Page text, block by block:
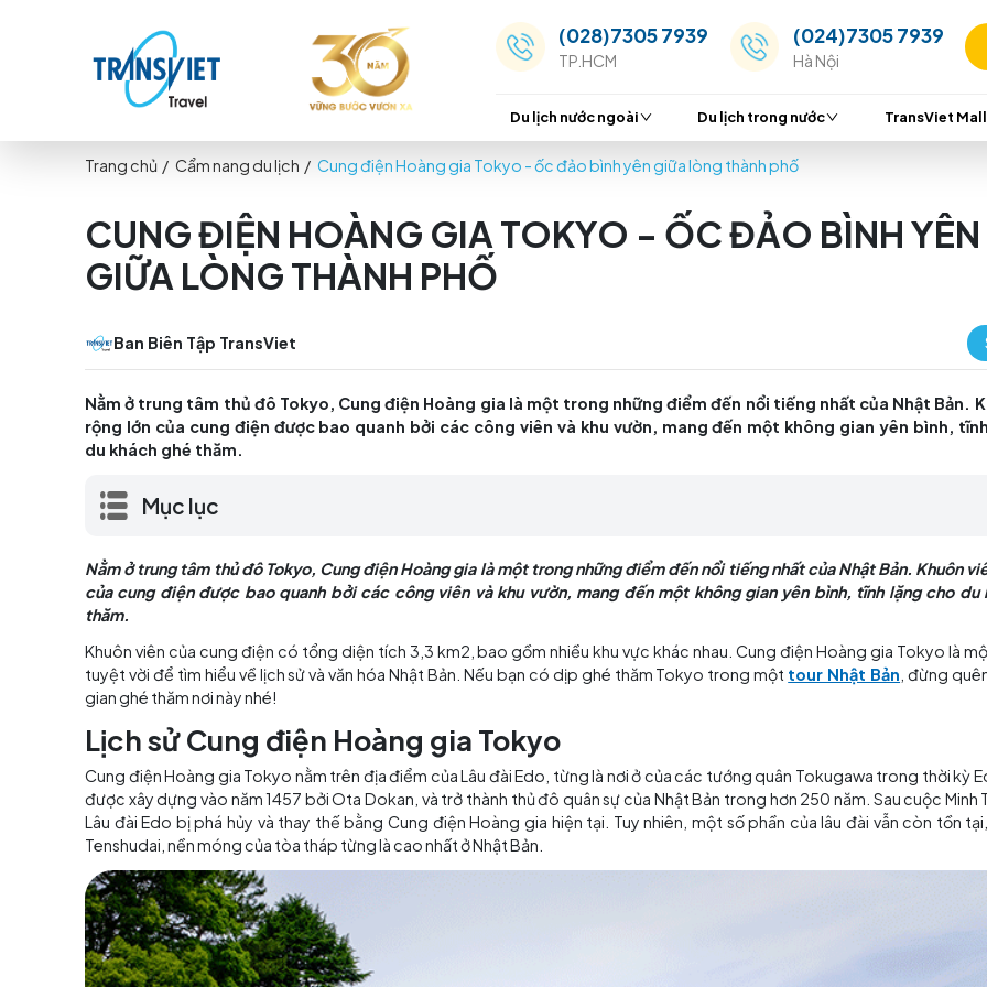
(028)7305 7939
Hà Nội
Du lịch nước ngoài Du lịch trong nước
CUNG ĐIỆN HOÀNG GIA TOKYO - ỐC ĐẢO
GIỮA LÒNG THÀNH PHỐ
Ban Biên Tập TransViet
Nằm ở trung tâm thủ đô Tokyo, Cung điện Hoàng gia là một trong những điểm đến nổi tiếng
rộng lớn của cung điện được bao quanh bởi các công viên và khu vườn, mang đến một
Mục lục
Nằm ở trung tâm thủ đô Tokyo, Cung điện Hoàng gia là một trong những điểm đến nổi tiếng nhất của
của cung điện được bao quanh bởi các công viên và khu vườn, mang đến một không gian yên
Khuôn viên của cung điện có tổng diện tích 3,3 km2, bao gồm nhiều khu vực khác nhau. Cung điện
tuyệt vời để tìm hiểu về lịch sử và văn hóa Nhật Bản. Nếu bạn có dịp ghé thăm Tokyo trong mộttour
gian ghé thăm nơi này nhé!
Lịch sử Cung điện Hoàng gia Tokyo
Cung điện Hoàng gia Tokyo nằm trên địa điểm của Lâu đài Edo, từng là nơi ở của các tướng quân
được xây dựng vào năm 1457 bởi Ota Dokan, và trở thành thủ đô quân sự của Nhật Bản trong hơn 250
Lâu đài Edo bị phá hủy và thay thế bằng Cung điện Hoàng gia hiện tại. Tuy nhiên, một số phần của